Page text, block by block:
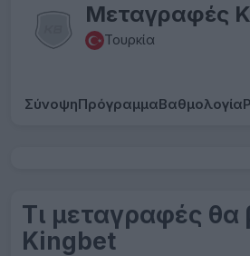
Μεταγραφές
Τουρκία
ΣύνοψηΠρόγραμμαΒαθμολογία
Τι μεταγραφές θα
Kingbet